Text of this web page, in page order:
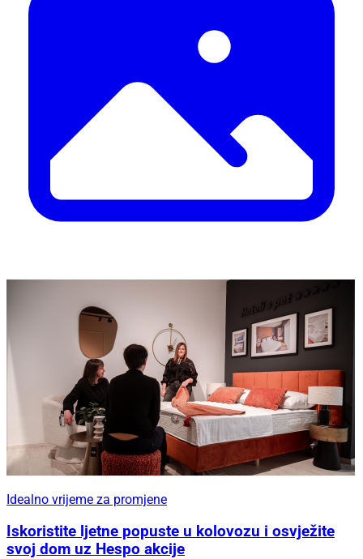
Idealno vrijeme za promjene
Iskoristite ljetne popuste u kolovozu i osvježite
svoj dom uz Hespo akcije